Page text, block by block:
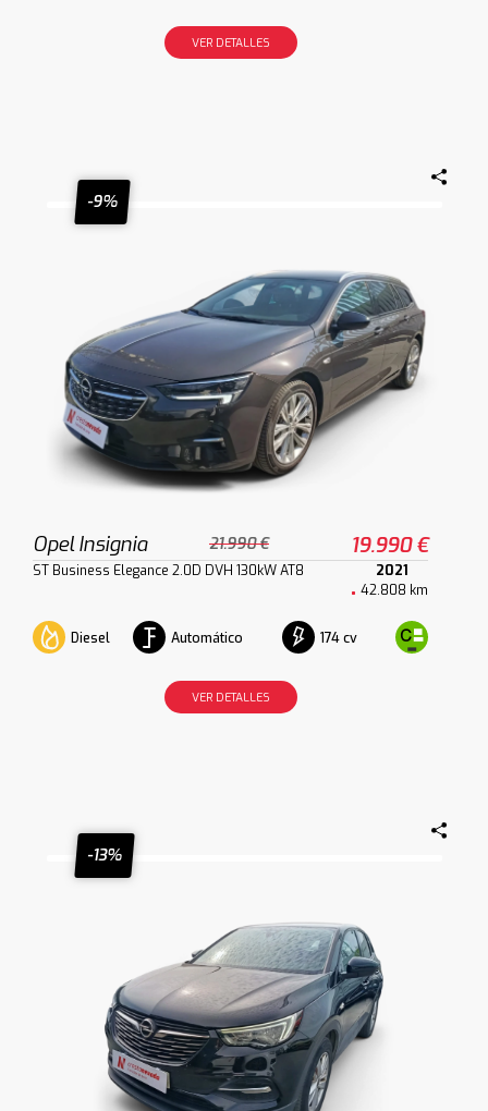
VER DETALLES
-9%
Opel Insignia 21.990 € 19.990 €
ST Business Elegance 2.0D DVH 130kW AT8
2021
42.808 km
Diesel Automático 174 cv
VER DETALLES
-13%